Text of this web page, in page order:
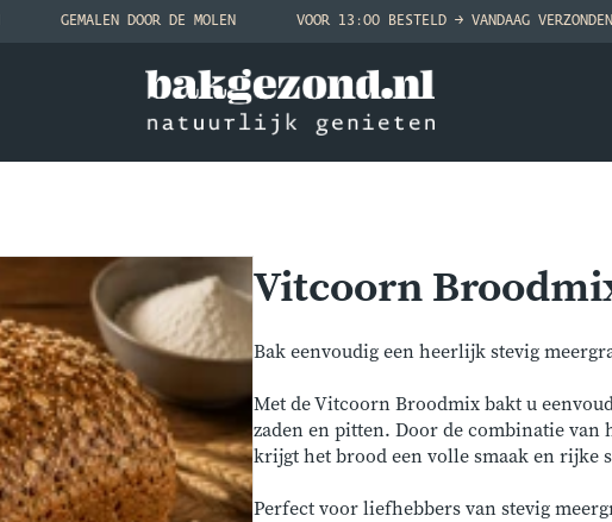
GEMALEN DOOR DE MOLEN VOOR 13:00 BESTELD → VANDAAG VERZONDEN
Vitcoorn
Bak eenvoudig een heerlijk stevig
Met de Vitcoorn Broodmix bakt u
zaden en pitten. Door de combinatie van
krijgt het brood een volle smaak en rijke
Perfect voor liefhebbers van stevig